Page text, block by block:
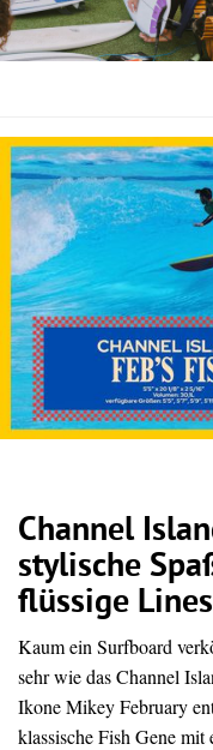
Channel
stylische
flüssige Lines
Kaum ein Surfboard
sehr wie das Channel
Ikone Mikey February
klassische Fish Gene mit